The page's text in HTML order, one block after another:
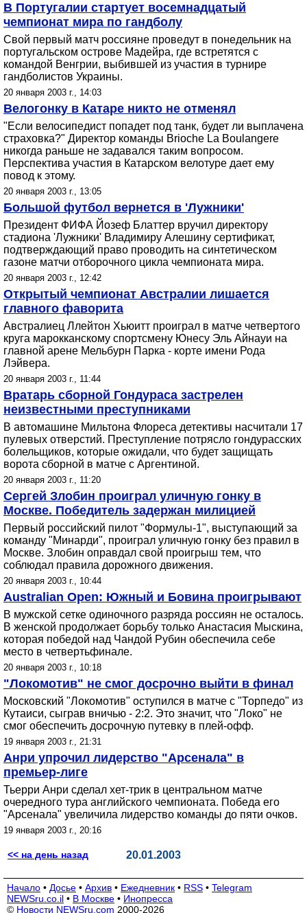
В Португалии стартует восемнадцатый
чемпионат мира по гандболу
Свой первый матч россияне проведут в понедельник на
португальском острове Мадейра, где встретятся с
командой Венгрии, выбившей из участия в турнире
гандболистов Украины.
20 января 2003 г., 14:03
Велогонку в Катаре никто не отменял
"Если велосипедист попадет под танк, будет ли выплачена
страховка?" Директор команды Brioche La Boulangere
никогда раньше не задавался таким вопросом.
Перспектива участия в Катарском велотуре дает ему
повод к этому.
20 января 2003 г., 13:05
Большой футбол вернется в 'Лужники'
Президент ФИФА Йозеф Блаттер вручил директору
стадиона 'Лужники' Владимиру Алешину сертификат,
подтверждающий право проводить на синтетическом
газоне матчи отборочного цикла чемпионата мира.
20 января 2003 г., 12:42
Открытый чемпионат Австралии лишается
главного фаворита
Австралиец Ллейтон Хьюитт проиграл в матче четвертого
круга марокканскому спортсмену Юнесу Эль Айнауи на
главной арене Мельбурн Парка - корте имени Рода
Лэйвера.
20 января 2003 г., 11:44
Вратарь сборной Гондураса застрелен
неизвестными преступниками
В автомашине Мильтона Флореса детективы насчитали 17
пулевых отверстий. Преступление потрясло гондурасских
болельщиков, которые ожидали, что будет защищать
ворота сборной в матче с Аргентиной.
20 января 2003 г., 11:20
Сергей Злобин проиграл уличную гонку в
Москве. Победитель задержан милицией
Первый российский пилот "Формулы-1", выступающий за
команду "Минарди", проиграл уличную гонку без правил в
Москве. Злобин оправдал свой проигрыш тем, что
соблюдал правила дорожного движения.
20 января 2003 г., 10:44
Australian Open: Южный и Бовина проигрывают
В мужской сетке одиночного разряда россиян не осталось.
В женской продолжает борьбу только Анастасия Мыскина,
которая победой над Чандой Рубин обеспечила себе
место в четвертьфинале.
20 января 2003 г., 10:18
"Локомотив" не смог досрочно выйти в финал
Московский "Локомотив" оступился в матче с "Торпедо" из
Кутаиси, сыграв вничью - 2:2. Это значит, что "Локо" не
смог обеспечить досрочную путевку в плей-офф.
19 января 2003 г., 21:31
Анри упрочил лидерство "Арсенала" в
премьер-лиге
Тьерри Анри сделал хет-трик в центральном матче
очередного тура английского чемпионата. Победа его
"Арсенала" увеличила лидерство команды до пяти очков.
19 января 2003 г., 20:16
<< на день назад 20.01.2003
Начало • Досье • Архив • Ежедневник • RSS • Telegram
NEWSru.co.il • В Москве • Инопресса
© Новости NEWSru.com 2000-2026